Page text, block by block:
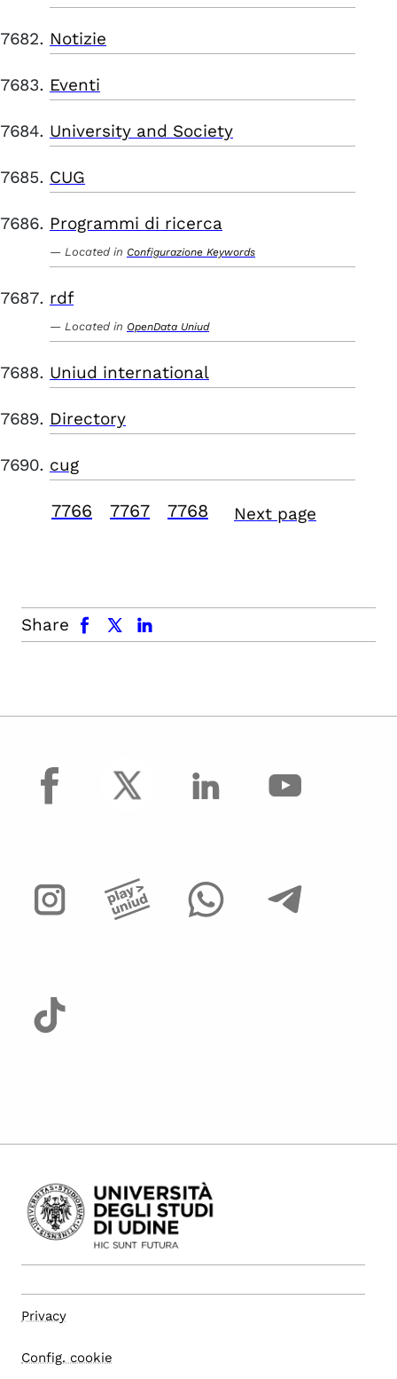
Notizie
Eventi
University and Society
CUG
Programmi di ricerca
Located in Configurazione Keywords
rdf
Located in OpenData Uniud
Uniud international
Directory
cug
7766 7767 7768 Next page
Share
facebook x.com linkedin
facebook
Privacy
Config. cookie